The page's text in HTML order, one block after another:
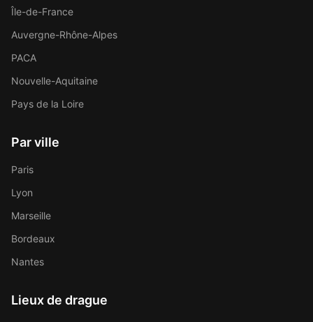
Île-de-France
Auvergne-Rhône-Alpes
PACA
Nouvelle-Aquitaine
Pays de la Loire
Par ville
Paris
Lyon
Marseille
Bordeaux
Nantes
Lieux de drague